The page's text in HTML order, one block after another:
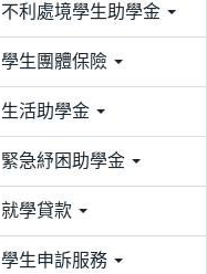
不利處境學生助學金
學生團體保險
生活助學金
緊急紓困助學金
就學貸款
學生申訴服務